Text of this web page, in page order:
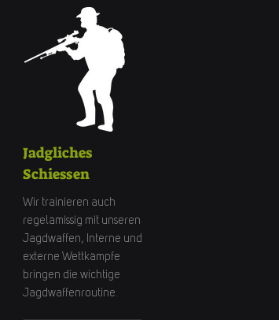
Jadgliches
Schiessen
Wir trainieren auch
regelämissig mit unseren
Jagdwaffen, Interne und
externe Wettkämpfe
bringen die wichtige
Jagdwaffenroutine.